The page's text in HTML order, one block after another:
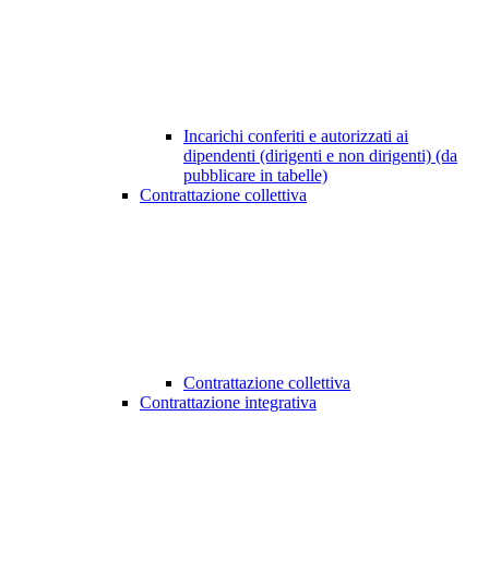
Incarichi conferiti e autorizzati ai
dipendenti (dirigenti e non dirigenti) (da
pubblicare in tabelle)
Contrattazione collettiva
Contrattazione collettiva
Contrattazione integrativa